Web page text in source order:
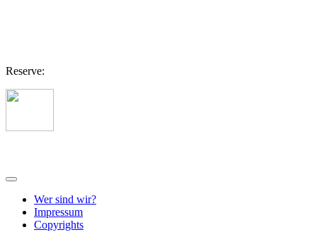
Reserve:
Wer sind wir?
Impressum
Copyrights